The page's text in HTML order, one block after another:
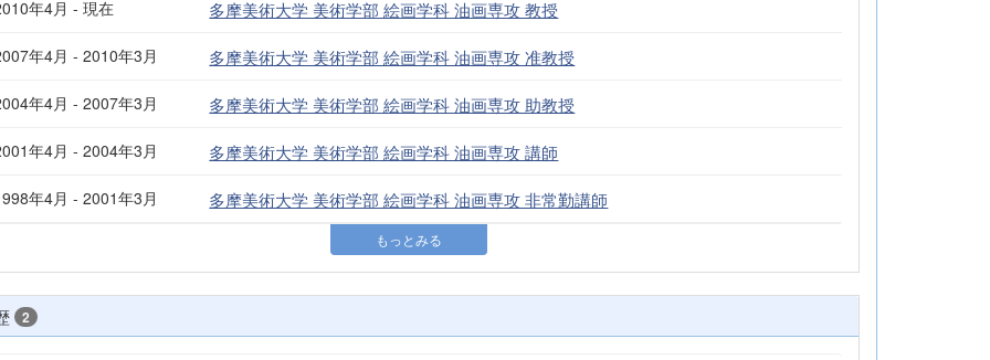
年4月 - 現在 多摩美術大学 美術学部 絵画学科 油画専攻 教授
年4月 - 2010年3月 多摩美術大学 美術学部 絵画学科 油画専攻 准教授
年4月 - 2007年3月 多摩美術大学 美術学部 絵画学科 油画専攻 助教授
年4月 - 2004年3月 多摩美術大学 美術学部 絵画学科 油画専攻 講師
年4月 - 2001年3月 多摩美術大学 美術学部 絵画学科 油画専攻 非常勤講師
もっとみる
2